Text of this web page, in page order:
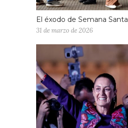
El éxodo de Semana Santa
31 de marzo de 2026